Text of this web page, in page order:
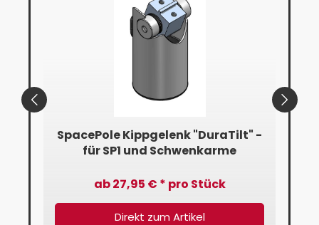
SpacePole Kippgelenk "DuraTilt" -
für SP1 und Schwenkarme
ab 27,95 € * pro Stück
Direkt zum Artikel